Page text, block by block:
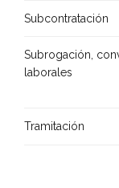
Subcontratación
Subrogación,
laborales
Tramitación